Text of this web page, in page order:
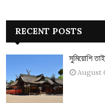
RECENT POSTS
সুমিয়োশি
August